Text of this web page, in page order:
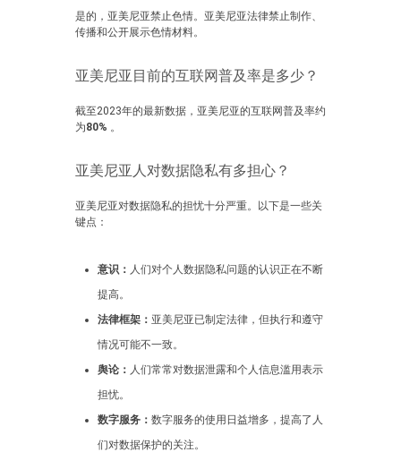
是的，亚美尼亚禁止色情。亚美尼亚法律禁止制作、
传播和公开展示色情材料。
亚美尼亚目前的互联网普及率是多少？
截至2023年的最新数据，亚美尼亚的互联网普及率约
为80% 。
亚美尼亚人对数据隐私有多担心？
亚美尼亚对数据隐私的担忧十分严重。以下是一些关
键点：
意识： 人们对个人数据隐私问题的认识正在不断
提高。
法律框架： 亚美尼亚已制定法律，但执行和遵守
情况可能不一致。
舆论： 人们常常对数据泄露和个人信息滥用表示
担忧。
数字服务： 数字服务的使用日益增多，提高了人
们对数据保护的关注。